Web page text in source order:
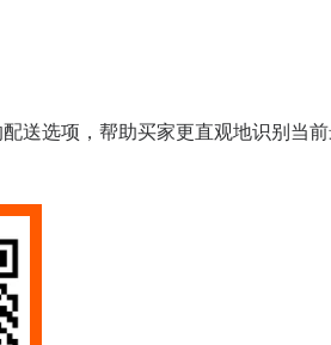
送选项，帮助买家更直观地识别当